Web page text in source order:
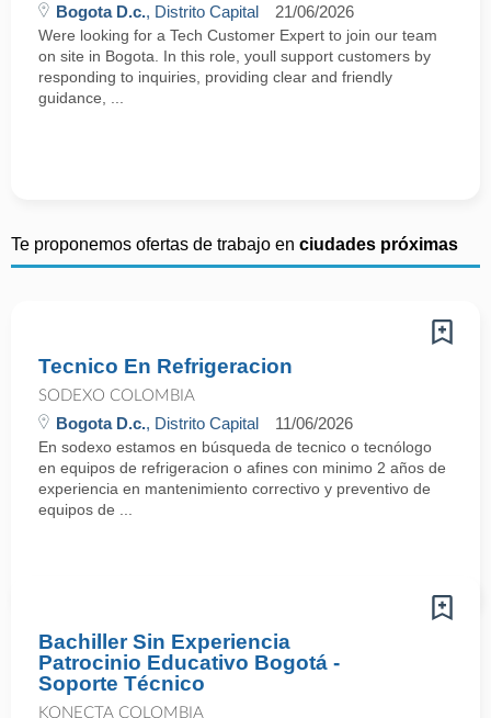
Bogota D.c., Distrito Capital 21/06/2026
Were looking for a Tech Customer Expert to join our team
on site in Bogota. In this role, youll support customers by
responding to inquiries, providing clear and friendly
guidance, ...
Te proponemos ofertas de trabajo en ciudades próximas
Tecnico En Refrigeracion
SODEXO COLOMBIA
Bogota D.c., Distrito Capital 11/06/2026
En sodexo estamos en búsqueda de tecnico o tecnólogo
en equipos de refrigeracion o afines con minimo 2 años de
experiencia en mantenimiento correctivo y preventivo de
equipos de ...
Bachiller Sin Experiencia
Patrocinio Educativo Bogotá -
Soporte Técnico
KONECTA COLOMBIA